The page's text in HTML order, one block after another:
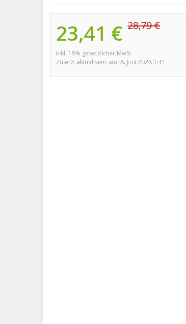
23,41 € 28,79 €
inkl. 19% gesetzlicher MwSt.
Zuletzt aktualisiert am: 8. Juni 2026 3:41